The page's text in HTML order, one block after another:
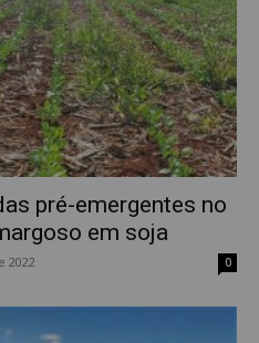
pré-emergentes no
em soja
2022 0